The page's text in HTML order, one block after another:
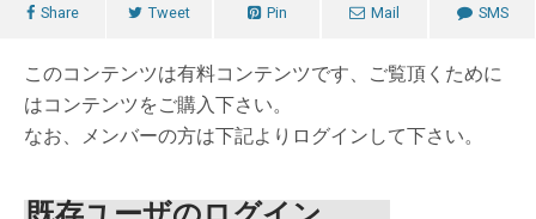
Share Tweet Pin Mail SMS
このコンテンツは有料コンテンツです、ご覧頂くために
はコンテンツをご購入下さい。
なお、メンバーの方は下記よりログインして下さい。